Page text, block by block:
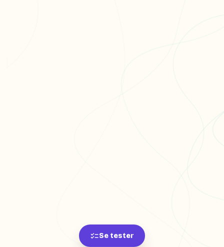
Se tester